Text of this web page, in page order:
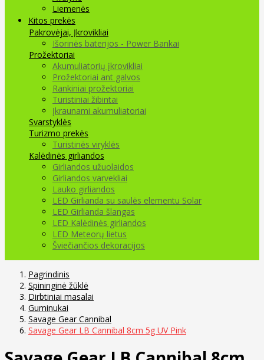
Liemenės
Kitos prekės
Pakrovėjai, Įkrovikliai
Išorinės baterijos - Power Bankai
Prožektoriai
Akumuliatorių įkrovikliai
Prožektoriai ant galvos
Rankiniai prožektoriai
Turistiniai žibintai
Įkraunami akumuliatoriai
Svarstyklės
Turizmo prekės
Turistinės viryklės
Kalėdinės girliandos
Girliandos užuolaidos
Girliandos varvekliai
Lauko girliandos
LED Girlianda su saulės elementu Solar
LED Girlianda šlangas
LED Kalėdinės girliandos
LED Meteorų lietus
Šviečiančios dekoracijos
Pagrindinis
Spininginė žūklė
Dirbtiniai masalai
Guminukai
Savage Gear Cannibal
Savage Gear LB Cannibal 8cm 5g UV Pink